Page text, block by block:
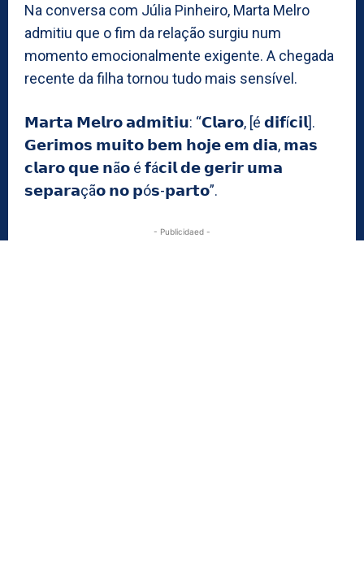
Na conversa com Júlia Pinheiro, Marta Melro
admitiu que o fim da relação surgiu num
momento emocionalmente exigente. A chegada
recente da filha tornou tudo mais sensível.
𝗠𝗮𝗿𝘁𝗮 𝗠𝗲𝗹𝗿𝗼 𝗮𝗱𝗺𝗶𝘁𝗶𝘂: “𝗖𝗹𝗮𝗿𝗼, [é 𝗱𝗶𝗳í𝗰𝗶𝗹].
𝗚𝗲𝗿𝗶𝗺𝗼𝘀 𝗺𝘂𝗶𝘁𝗼 𝗯𝗲𝗺 𝗵𝗼𝗷𝗲 𝗲𝗺 𝗱𝗶𝗮, 𝗺𝗮𝘀
𝗰𝗹𝗮𝗿𝗼 𝗾𝘂𝗲 𝗻ã𝗼 é 𝗳á𝗰𝗶𝗹 𝗱𝗲 𝗴𝗲𝗿𝗶𝗿 𝘂𝗺𝗮
𝘀𝗲𝗽𝗮𝗿𝗮çã𝗼 𝗻𝗼 𝗽ó𝘀-𝗽𝗮𝗿𝘁𝗼”.
- Publicidaed -